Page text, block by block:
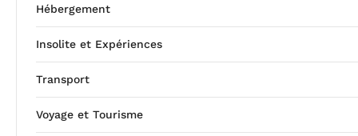
Hébergement
Insolite et Expériences
Transport
Voyage et Tourisme